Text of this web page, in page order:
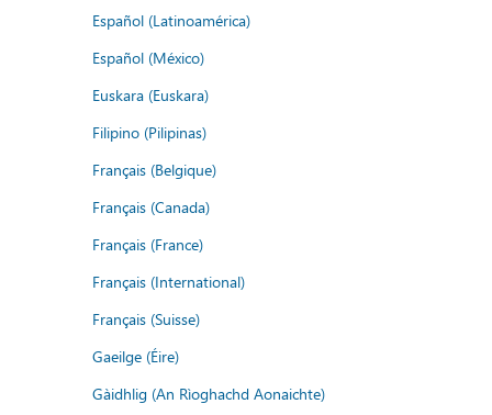
Español (Latinoamérica)
Español (México)
Euskara (Euskara)
Filipino (Pilipinas)
Français (Belgique)
Français (Canada)
Français (France)
Français (International)
Français (Suisse)
Gaeilge (Éire)
Gàidhlig (An Rìoghachd Aonaichte)